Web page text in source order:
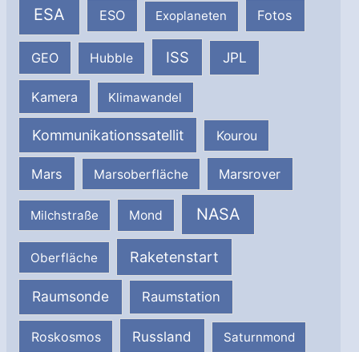
ESA ESO Exoplaneten Fotos
GEO Hubble ISS JPL
Kamera Klimawandel
Kommunikationssatellit Kourou
Mars Marsoberfläche Marsrover
Milchstraße Mond NASA
Oberfläche Raketenstart
Raumsonde Raumstation
Roskosmos Russland Saturnmond